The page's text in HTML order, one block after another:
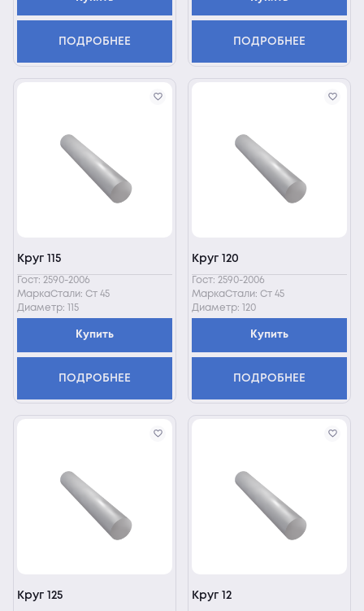
ПОДРОБНЕЕ ПОДРОБНЕЕ
Круг 115
Гост: 2590-2006
МаркаСтали: Ст 45
Диаметр: 115
Купить
ПОДРОБНЕЕ
Круг 120
Гост: 2590-2006
МаркаСтали: Ст 45
Диаметр: 120
Купить
ПОДРОБНЕЕ
Круг 125 Круг 12